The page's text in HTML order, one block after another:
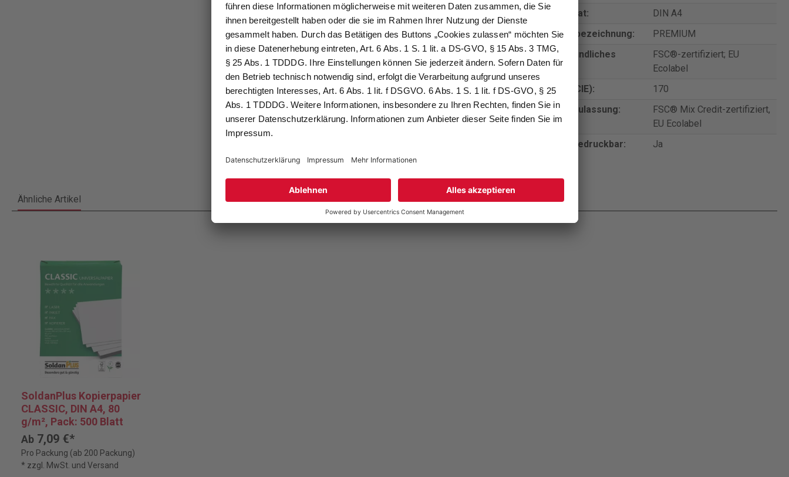
Papierformat:
DIN A4
Produkttypbezeichnung:
PREMIUM
Umweltfreundliches
Merkmal:
FSC®-zertifiziert; EU
Ecolabel
Weißgrad (CIE):
170
Zertifikat/Zulassung:
FSC® Mix Credit-zertifiziert,
EU Ecolabel
beidseitig bedruckbar:
Ja
Ähnliche Artikel
SoldanPlus Kopierpapier
CLASSIC, DIN A4, 80
g/m², Pack: 500 Blatt
Ab 7,09 €*
Pro Packung (ab 200 Packung)
* zzgl. MwSt. und Versand